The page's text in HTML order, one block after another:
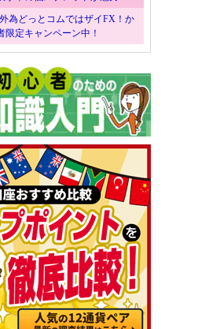
為どっとコムではザイFX！か
限定キャンペーン中！